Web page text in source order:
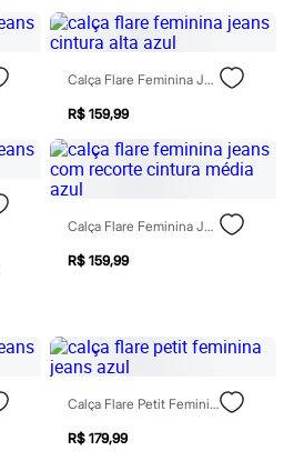
Calça Flare Feminina Jeans Cintura Alta Azul
R$ 159,99
Calça Flare Feminina Jeans Com Recorte Cintura Média Azul
R$ 159,99
Calça Flare Petit Feminina Jeans Azul
R$ 179,99